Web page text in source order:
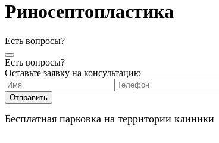
Риносептопластика
Есть вопросы?
Есть вопросы?
Оставьте заявку на консультацию
Бесплатная парковка на территории клиники